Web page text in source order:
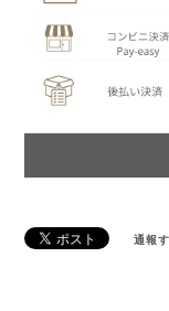
通報